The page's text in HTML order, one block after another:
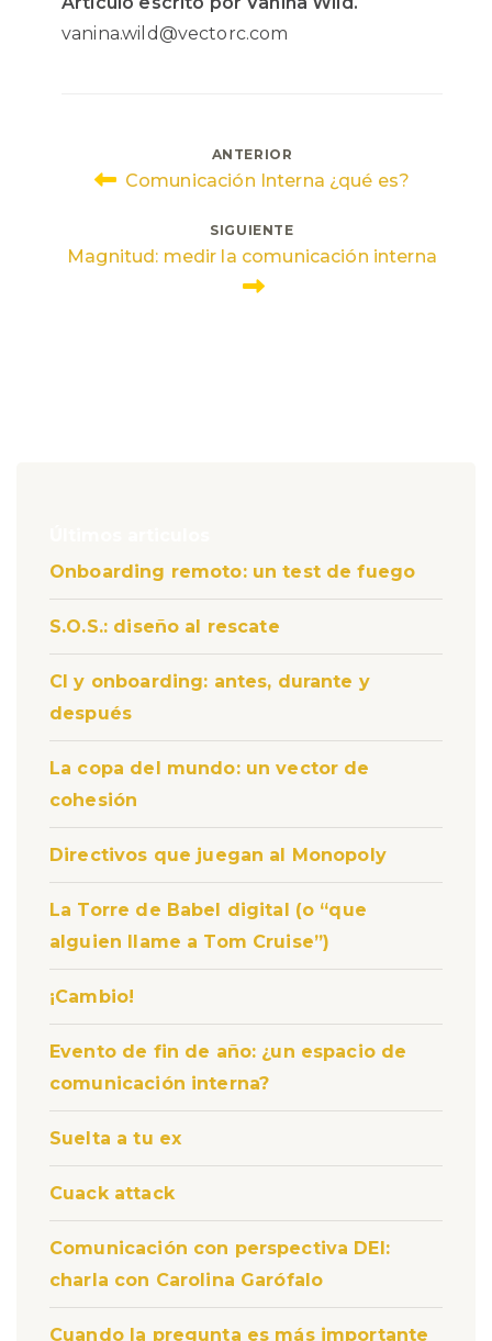
vanina.wild@vectorc.com
Navegación
entradas
ANTERIOR
Comunicación Interna ¿qué es?
SIGUIENTE
Magnitud: medir la comunicación interna
Onboarding remoto: un test de fuego
S.O.S.: diseño al rescate
CI y onboarding: antes, durante y
después
La copa del mundo: un vector de
cohesión
Directivos que juegan al Monopoly
La Torre de Babel digital (o “que
alguien llame a Tom Cruise”)
¡Cambio!
Evento de fin de año: ¿un espacio de
comunicación interna?
Suelta a tu ex
Cuack attack
Comunicación con perspectiva DEI:
charla con Carolina Garófalo
Cuando la pregunta es más importante